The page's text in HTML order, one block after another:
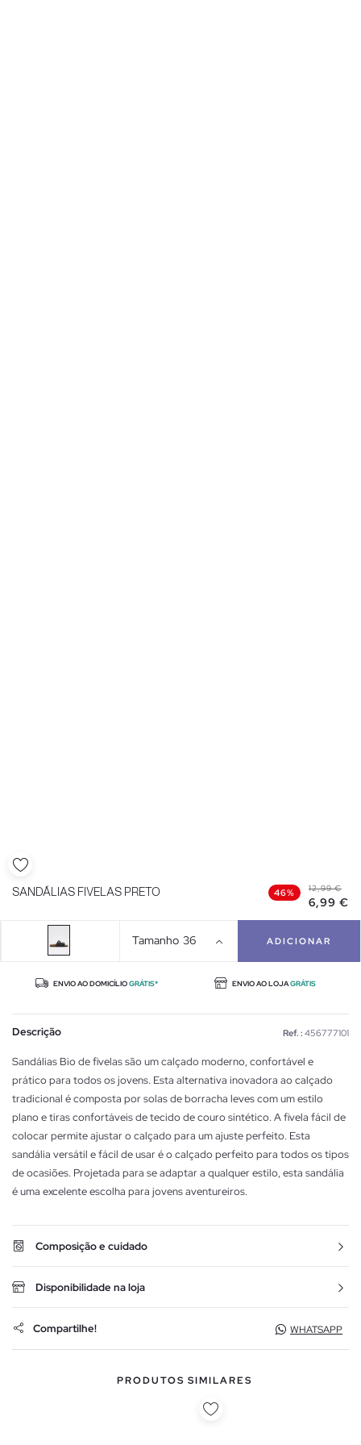
SANDÁLIAS FIVELAS PRETO 46% 12,99 €
6,99 €
Tamanho 36 ADICIONAR
ENVIO AO DOMICÍLIOGRÁTIS* ENVIO AO LOJAGRÁTIS
Descrição Ref. : 456777101
Sandálias Bio de fivelas são um calçado moderno, confortável e
prático para todos os jovens. Esta alternativa inovadora ao calçado
tradicional é composta por solas de borracha leves com um estilo
plano e tiras confortáveis de tecido de couro sintético. A fivela fácil de
colocar permite ajustar o calçado para um ajuste perfeito. Esta
sandália versátil e fácil de usar é o calçado perfeito para todos os tipos
de ocasiões. Projetada para se adaptar a qualquer estilo, esta sandália
é uma excelente escolha para jovens aventureiros.
Composição e cuidado
Disponibilidade na loja
Compartilhe! WHATSAPP
PRODUTOS SIMILARES